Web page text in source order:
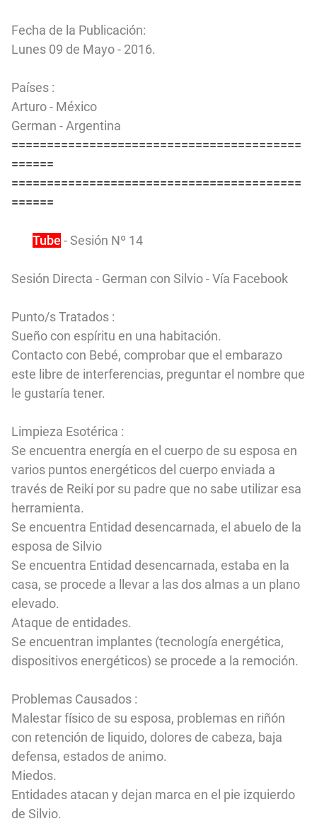
Fecha de la Publicación:
Lunes 09 de Mayo - 2016.
Países :
Arturo - México
German - Argentina
=========================================
======
=========================================
======
Tube - Sesión Nº 14
Sesión Directa - German con Silvio - Vía Facebook
Punto/s Tratados :
Sueño con espíritu en una habitación.
Contacto con Bebé, comprobar que el embarazo
este libre de interferencias, preguntar el nombre que
le gustaría tener.
Limpieza Esotérica :
Se encuentra energía en el cuerpo de su esposa en
varios puntos energéticos del cuerpo enviada a
través de Reiki por su padre que no sabe utilizar esa
herramienta.
Se encuentra Entidad desencarnada, el abuelo de la
esposa de Silvio
Se encuentra Entidad desencarnada, estaba en la
casa, se procede a llevar a las dos almas a un plano
elevado.
Ataque de entidades.
Se encuentran implantes (tecnología energética,
dispositivos energéticos) se procede a la remoción.
Problemas Causados :
Malestar físico de su esposa, problemas en riñón
con retención de liquido, dolores de cabeza, baja
defensa, estados de animo.
Miedos.
Entidades atacan y dejan marca en el pie izquierdo
de Silvio.